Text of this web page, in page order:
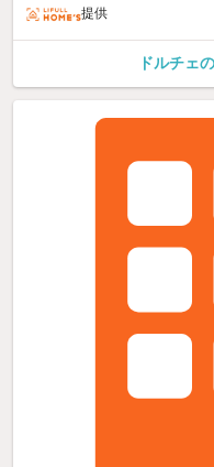
提供
ドルチェ